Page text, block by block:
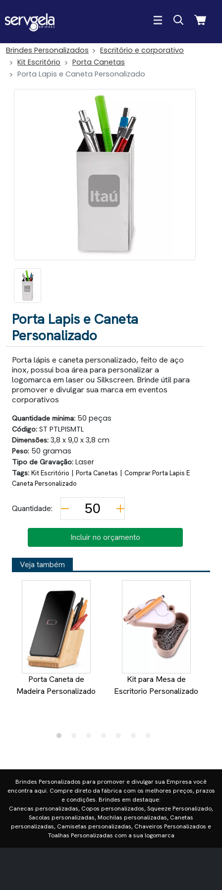
Brindes Personalizados
Escritório e corporativo
Kit Escritório
Porta Canetas
Porta Lapis e Caneta Personalizado
Porta Lapis e Caneta
Personalizado
Porta lápis e caneta personalizado, feito de aço
inox, possui boa área para personalizar a
logomarca em laser ou Silkscreen. Brinde útil para
promover e divulgar sua marca em eventos
corporativos
Quantidade minima: 50 peças
Código: ST PTLPISMTL
Dimensões: 3,8 x 9,0 x 3,8 cm
Peso: 50 gramas
Tipo de Gravação: Laser
Tags: Kit Escritório | Porta Canetas | Comprar Porta Lapis E
Caneta Personalizado
Quantidade:
Incluir no orçamento
Veja também
Porta Caneta de
Madeira Personalizado
Kit para Mesa de
Escritorio Personalizado
Brindes Personalizados para promover e divulgar sua Empresa você
encontra aqui. Compre direto da fábrica com os melhores preços, prazos
e condições. Brindes em destaque:
Canecas personalizadas, Copos personalizados, Squeeze Personalizado,
Sacolas personalizadas, Mochilas personalizadas, Canetas
personalizadas, Camisetas personalizadas, Chaveiros Personalizados e
Toalhas Personalizadas com a sua logomarca